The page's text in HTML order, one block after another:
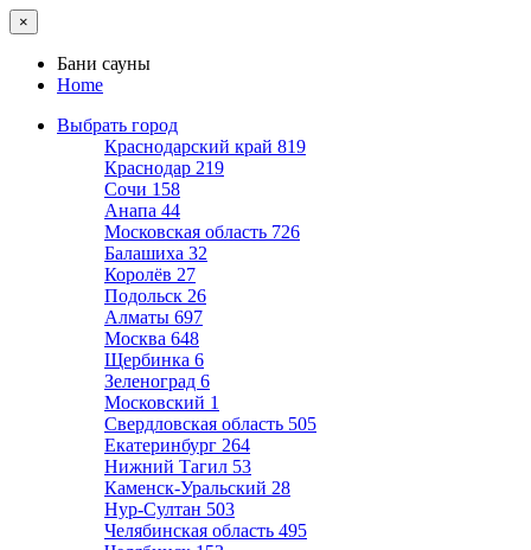
×
Бани сауны
Home
Выбрать город
Краснодарский край 819
Краснодар 219
Сочи 158
Анапа 44
Московская область 726
Балашиха 32
Королёв 27
Подольск 26
Алматы 697
Москва 648
Щербинка 6
Зеленоград 6
Московский 1
Свердловская область 505
Екатеринбург 264
Нижний Тагил 53
Каменск-Уральский 28
Нур-Султан 503
Челябинская область 495